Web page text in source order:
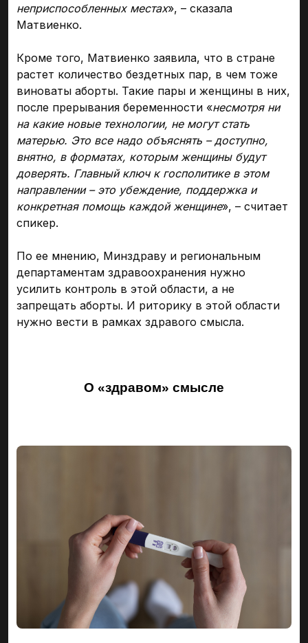
неприспособленных местах», – сказала
Матвиенко.
Кроме того, Матвиенко заявила, что в стране
растет количество бездетных пар, в чем тоже
виноваты аборты. Такие пары и женщины в них,
после прерывания беременности «несмотря ни
на какие новые технологии, не могут стать
матерью. Это все надо объяснять – доступно,
внятно, в форматах, которым женщины будут
доверять. Главный ключ к госполитике в этом
направлении – это убеждение, поддержка и
конкретная помощь каждой женщине», – считает
спикер.
По ее мнению, Минздраву и региональным
департаментам здравоохранения нужно
усилить контроль в этой области, а не
запрещать аборты. И риторику в этой области
нужно вести в рамках здравого смысла.
О «здравом» смысле